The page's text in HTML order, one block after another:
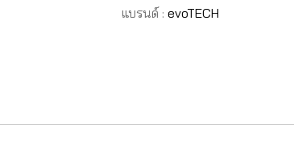
แบรนด์ : evoTECH